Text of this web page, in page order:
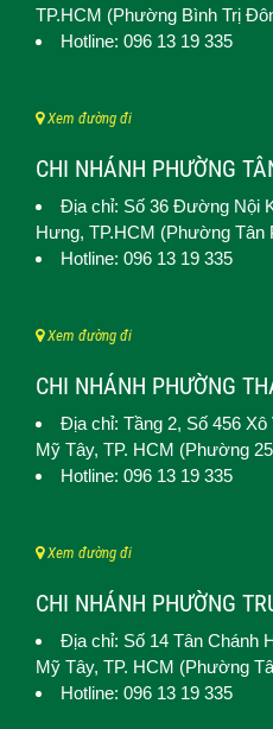
TP.HCM (Phường Bình Trị
Hotline: 096 13 19 335
Xem đường đi
CHI NHÁNH PHƯỜNG
Địa chỉ: Số 36 Đường Nội
Hưng, TP.HCM (Phường Tân
Hotline: 096 13 19 335
Xem đường đi
CHI NHÁNH PHƯỜNG
Địa chỉ: Tầng 2, Số 456 Xô
Mỹ Tây, TP. HCM (Phường
Hotline: 096 13 19 335
Xem đường đi
CHI NHÁNH PHƯỜNG
Địa chỉ: Số 14 Tân Chánh
Mỹ Tây, TP. HCM (Phường
Hotline: 096 13 19 335